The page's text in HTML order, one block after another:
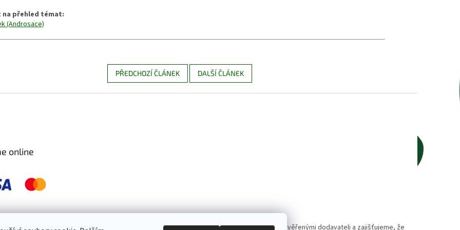
na přehled témat:
(Androsace)
PŘEDCHOZÍ ČLÁNEK DALŠÍ ČLÁNEK
online
kontrolujeme a ošetřujeme, aby byly zdravé a bez škůdců 🐛. Spolupracujeme s prověřenými dodavateli a zajišťujeme, že